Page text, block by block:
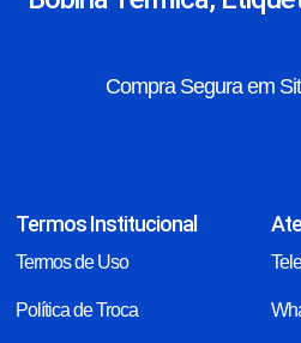
Compra Segura em
Termos Institucional
Termos de Uso
Política de Troca